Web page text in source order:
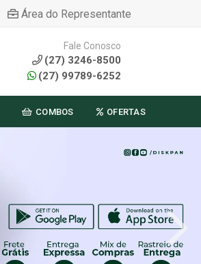
Área do Representante
Fale Conosco
(27) 3246-8500
(27) 99789-6252
COMBOS OFERTAS